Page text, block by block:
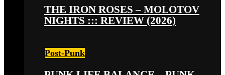
THE IRON ROSES – MOLOTOV
NIGHTS ::: REVIEW (2026)
Post-Punk